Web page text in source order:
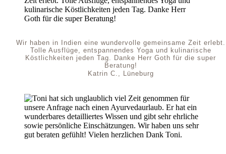
Wir haben in Indien eine wundervolle gemeinsame Zeit erlebt.
Tolle Ausflüge, entspannendes Yoga und kulinarische
Köstlichkeiten jeden Tag. Danke Herr Goth für die super
Beratung!
Katrin C., Lüneburg